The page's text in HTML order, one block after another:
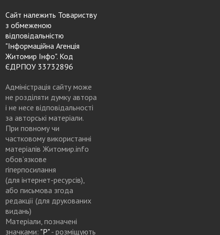
Сайт належить Товариству
з обмеженою
відповідальністю
"Інформаційна Агенція
Житомир Інфо". Код
ЄДРПОУ 33732896
Адміністрація сайту може
не розділяти думку автора
і не несе відповідальності
за авторські матеріали.
При повному чи
частковому використанні
матеріалів Житомир.info
обов’язкове
гіперпосилання
(для інтернет-ресурсів),
або письмова згода
редакції (для друкованих
видань)
Матеріали, позначені
значками: "Р"- розміщують